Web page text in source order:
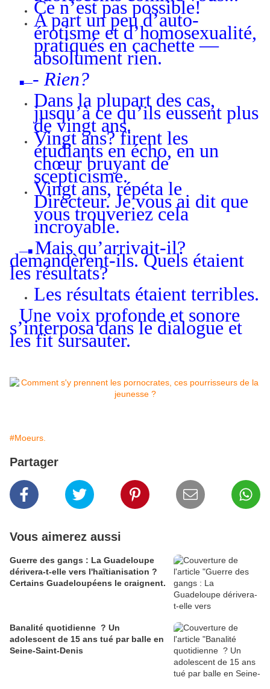
Ce n’est pas possible!
A part un peu d’auto-
érotisme et d’homosexualité,
pratiqués en cachette —
absolument rien.
■—- Rien?
Dans la plupart des cas,
jusqu’à ce qu’ils eussent plus
de vingt ans.
Vingt ans? firent les
étudiants en écho, en un
chœur bruyant de
scepticisme.
Vingt ans, répéta le
Directeur. Je vous ai dit que
vous trouveriez cela
incroyable.
—■ Mais qu’arrivait-il?
demandèrent-ils. Quels étaient
les résultats?
Les résultats étaient terribles.
Une voix profonde et sonore
s’interposa dans le dialogue et
les fit sursauter.
#Moeurs.
Partager
Vous aimerez aussi
Guerre des gangs : La Guadeloupe
dérivera-t-elle vers l'haïtianisation ?
Certains Guadeloupéens le craignent.
Banalité quotidienne ? Un
adolescent de 15 ans tué par balle en
Seine-Saint-Denis